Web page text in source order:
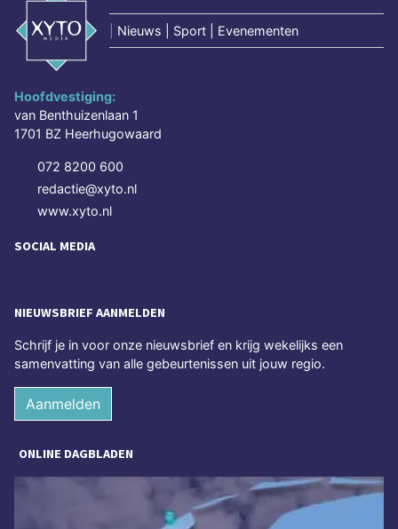
Nieuws | Sport | Evenementen
Hoofdvestiging:
van Benthuizenlaan 1
1701 BZ Heerhugowaard
072 8200 600
redactie@xyto.nl
www.xyto.nl
SOCIAL MEDIA
NIEUWSBRIEF AANMELDEN
Schrijf je in voor onze nieuwsbrief en krijg wekelijks een
samenvatting van alle gebeurtenissen uit jouw regio.
Aanmelden
ONLINE DAGBLADEN